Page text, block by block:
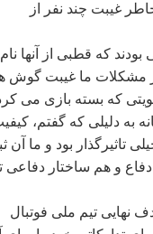
غيبت چند نفر از
که قطبی از آنها نام
مشکلات ما غيبت گوش
که بسته بازی می
به دليلی که گفتم،
تاثيرگذار بود و ما آن
دفاع و هم ساختار دفاعی
نهايی تيم ملی فوتبال